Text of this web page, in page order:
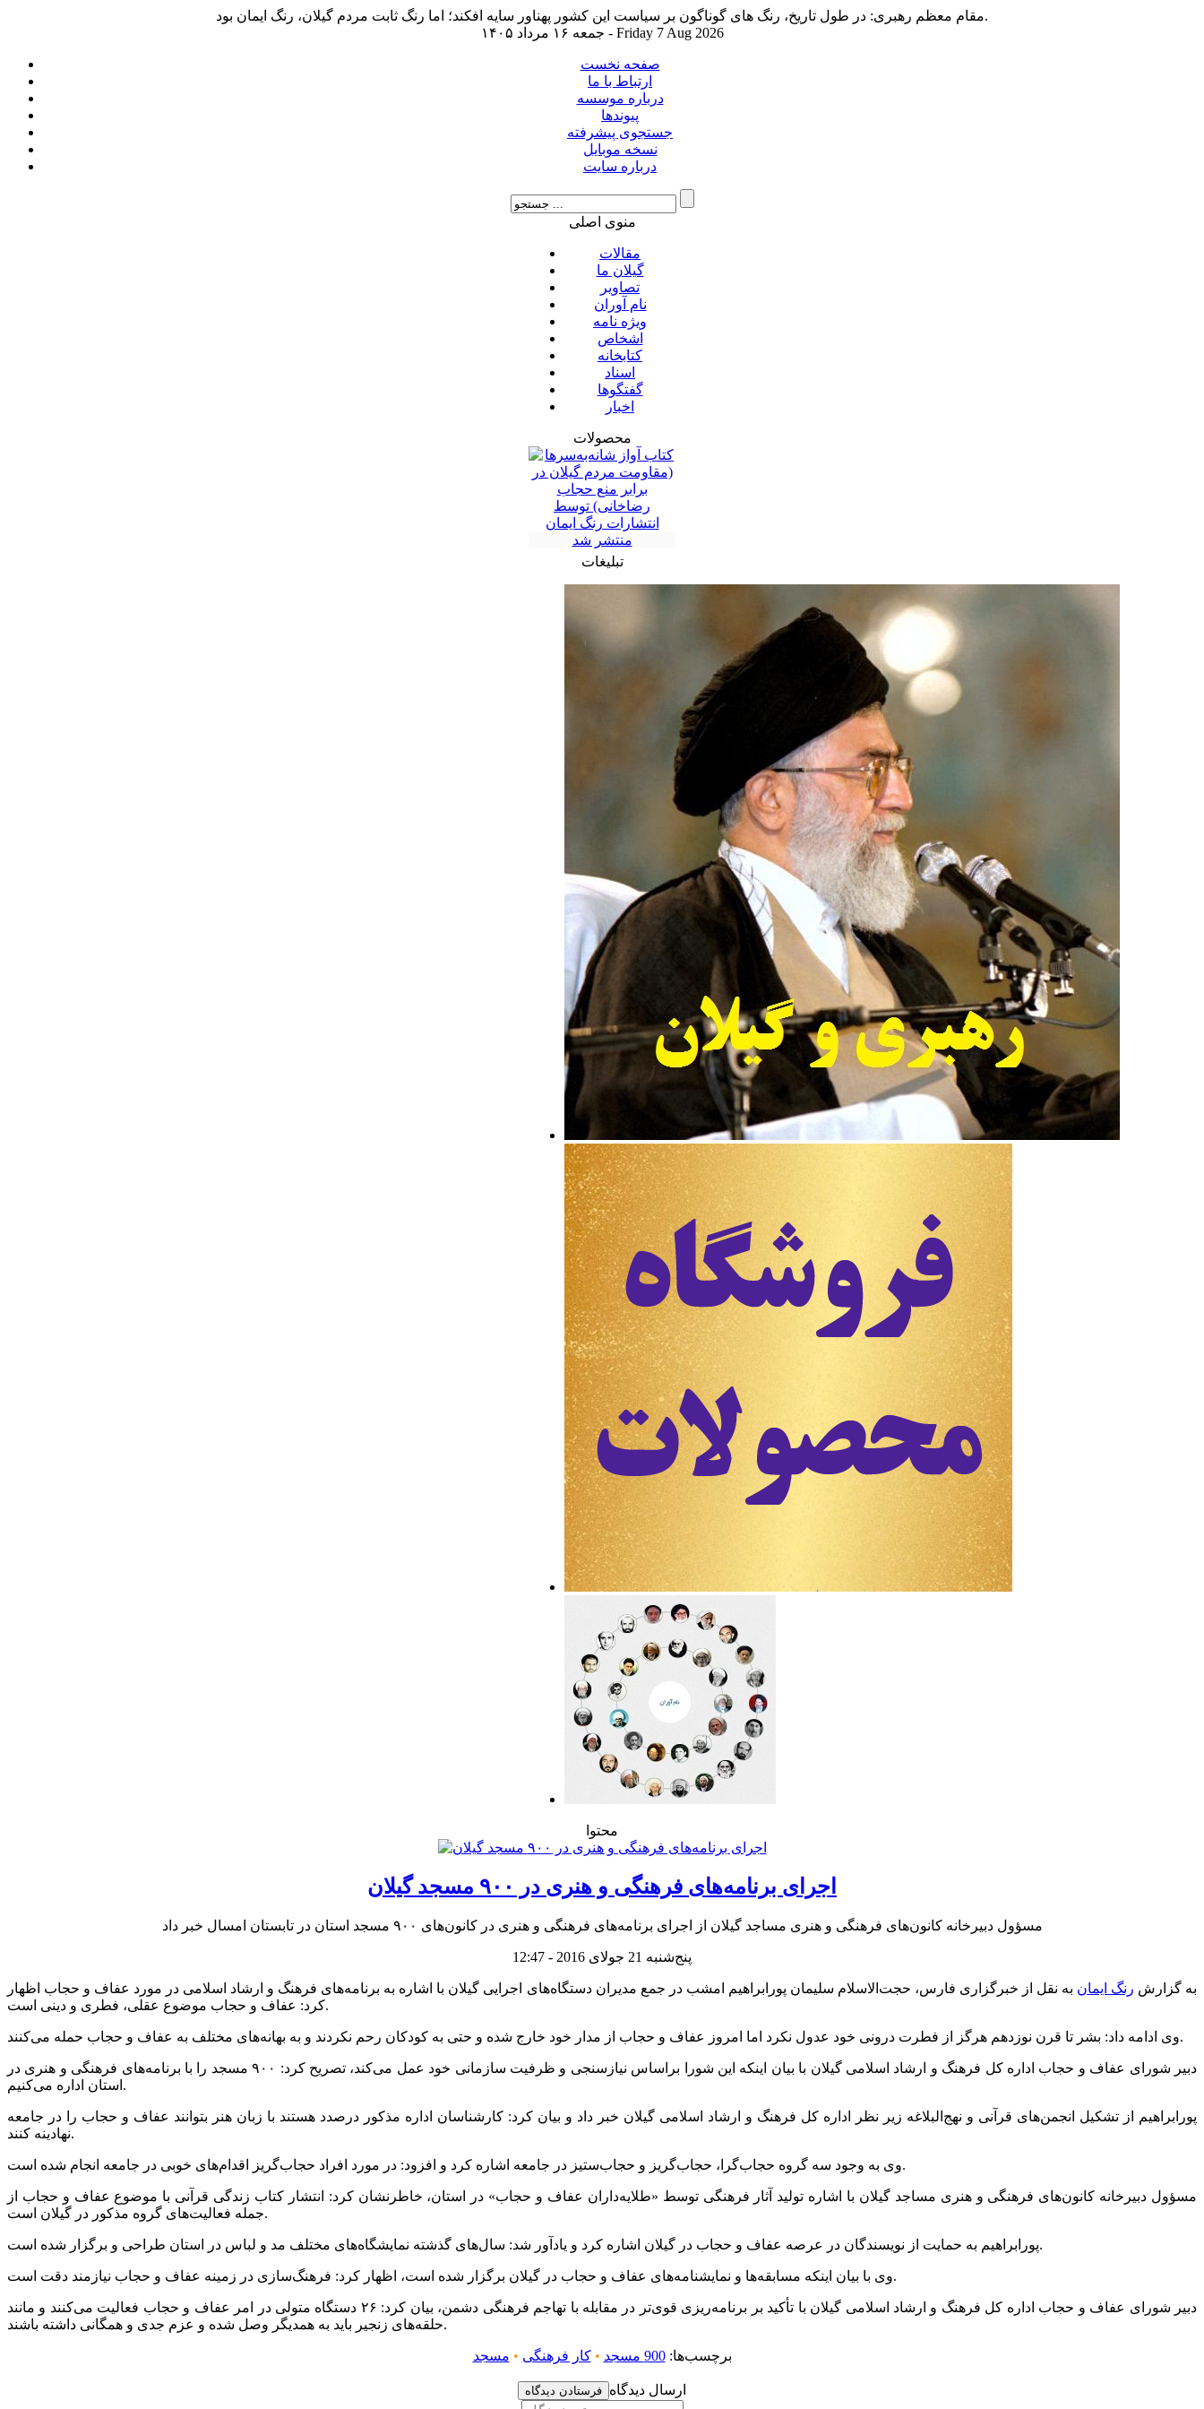
مقام معظم رهبری: در طول تاریخ، رنگ های گوناگون بر سیاست این کشور پهناور سایه افکند؛ اما رنگ ثابت مردم گیلان، رنگ ایمان بود.
جمعه ۱۶ مرداد ۱۴۰۵ - Friday 7 Aug 2026
صفحه نخست
ارتباط با ما
درباره موسسه
پیوندها
جستجوی پیشرفته
نسخه موبایل
درباره سایت
منوی اصلی
مقالات
گیلان ما
تصاویر
نام آوران
ویژه نامه
اشخاص
کتابخانه
اسناد
گفتگوها
اخبار
محصولات
تبلیغات
محتوا
اجرای برنامه‌های فرهنگی و هنری در ۹۰۰ مسجد گیلان
مسؤول دبیرخانه کانون‌های فرهنگی و هنری مساجد گیلان از اجرای برنامه‌های فرهنگی و هنری در کانون‌های ۹۰۰ مسجد استان در تابستان امسال خبر داد
پنج‌شنبه 21 جولای 2016 - 12:47
به گزارش رنگ ایمان به نقل از خبرگزاری فارس، حجت‌الاسلام سلیمان پورابراهیم امشب در جمع مدیران دستگاه‌های اجرایی گیلان با اشاره به برنامه‌های فرهنگ و ارشاد اسلامی در مورد عفاف و حجاب اظهار
کرد: عفاف و حجاب موضوع عقلی، فطری و دینی است.
وی ادامه داد: بشر تا قرن نوزدهم هرگز از فطرت درونی خود عدول نکرد اما امروز عفاف و حجاب از مدار خود خارج شده و حتی به کودکان رحم نکردند و به بهانه‌های مختلف به عفاف و حجاب حمله می‌کنند.
دبیر شورای عفاف و حجاب اداره کل فرهنگ و ارشاد اسلامی گیلان با بیان اینکه این شورا براساس نیازسنجی و ظرفیت سازمانی خود عمل می‌کند، تصریح کرد: ۹۰۰ مسجد را با برنامه‌های فرهنگی و هنری در
استان اداره می‌کنیم.
پورابراهیم از تشکیل انجمن‌های قرآنی و نهج‌البلاغه زیر نظر اداره کل فرهنگ و ارشاد اسلامی گیلان خبر داد و بیان کرد: کارشناسان اداره مذکور درصدد هستند با زبان هنر بتوانند عفاف و حجاب را در جامعه
نهادینه کنند.
وی به وجود سه گروه حجاب‌گرا، حجاب‌گریز و حجاب‌ستیز در جامعه اشاره کرد و افزود: در مورد افراد حجاب‌گریز اقدام‌های خوبی در جامعه انجام شده است.
مسؤول دبیرخانه کانون‌های فرهنگی و هنری مساجد گیلان با اشاره تولید آثار فرهنگی توسط «طلایه‌داران عفاف و حجاب» در استان، خاطرنشان کرد: انتشار کتاب زندگی قرآنی با موضوع عفاف و حجاب از
جمله فعالیت‌های گروه مذکور در گیلان است.
پورابراهیم به حمایت از نویسندگان در عرصه عفاف و حجاب در گیلان اشاره کرد و یادآور شد: سال‌های گذشته نمایشگاه‌های مختلف مد و لباس در استان طراحی و برگزار شده است.
وی با بیان اینکه مسابقه‌ها و نمایشنامه‌های عفاف و حجاب در گیلان برگزار شده است، اظهار کرد: فرهنگ‌سازی در زمینه عفاف و حجاب نیازمند دقت است.
دبیر شورای عفاف و حجاب اداره کل فرهنگ و ارشاد اسلامی گیلان با تأکید بر برنامه‌ریزی قوی‌تر در مقابله با تهاجم فرهنگی دشمن، بیان کرد: ۲۶ دستگاه متولی در امر عفاف و حجاب فعالیت می‌کنند و مانند
حلقه‌های زنجیر باید به همدیگر وصل شده و عزم جدی و همگانی داشته باشند.
برچسب‌ها:900 مسجد •کار فرهنگی • مسجد
فرستادن دیدگاه ارسال دیدگاه